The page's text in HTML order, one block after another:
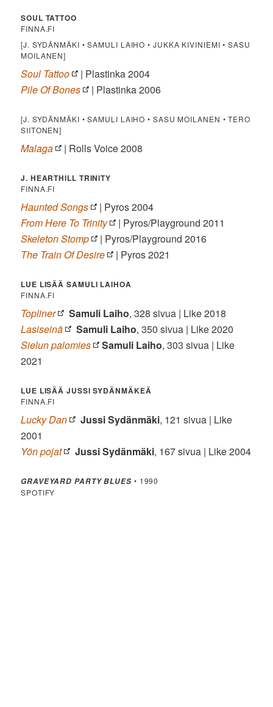
SOUL TATTOO
FINNA.FI
[J. SYDÄNMÄKI • SAMULI LAIHO • JUKKA KIVINIEMI • SASU
MOILANEN]
Soul Tattoo
| Plastinka 2004
Pile Of Bones
| Plastinka 2006
[J. SYDÄNMÄKI • SAMULI LAIHO • SASU MOILANEN • TERO
SIITONEN]
Malaga | Rolls Voice 2008
J. HEARTHILL TRINITY
FINNA.FI
Haunted Songs
| Pyros 2004
From Here To Trinity
| Pyros/Playground 2011
Skeleton Stomp
| Pyros/Playground 2016
The Train Of Desire
| Pyros 2021
LUE LISÄÄ SAMULI LAIHOA
FINNA.FI
Topliner Samuli Laiho, 328 sivua | Like 2018
Lasiseinä
Samuli Laiho, 350 sivua | Like 2020
Sielun palomies
Samuli Laiho, 303 sivua | Like
2021
LUE LISÄÄ JUSSI SYDÄNMÄKEÄ
FINNA.FI
Lucky Dan Jussi Sydänmäki, 121 sivua | Like
2001
Yön pojat
Jussi Sydänmäki, 167 sivua | Like 2004
GRAVEYARD PARTY BLUES• 1990
SPOTIFY